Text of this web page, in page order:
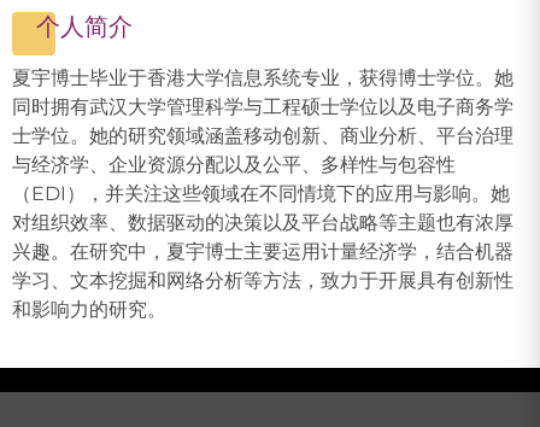
个人简介
夏宇博士毕业于香港大学信息系统专业，获得博士学位。她
同时拥有武汉大学管理科学与工程硕士学位以及电子商务学
士学位。她的研究领域涵盖移动创新、商业分析、平台治理
与经济学、企业资源分配以及公平、多样性与包容性
（EDI），并关注这些领域在不同情境下的应用与影响。她
对组织效率、数据驱动的决策以及平台战略等主题也有浓厚
兴趣。在研究中，夏宇博士主要运用计量经济学，结合机器
学习、文本挖掘和网络分析等方法，致力于开展具有创新性
和影响力的研究。